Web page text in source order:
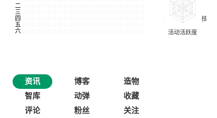
资讯 博客
造物
智库
动弹
收藏
评论
粉丝 关注